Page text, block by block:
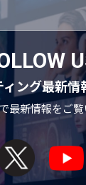
ング最新情
最新情報をご